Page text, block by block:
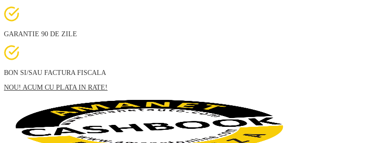
GARANTIE 90 DE ZILE
BON SI/SAU FACTURA FISCALA
NOU! ACUM CU PLATA IN RATE!